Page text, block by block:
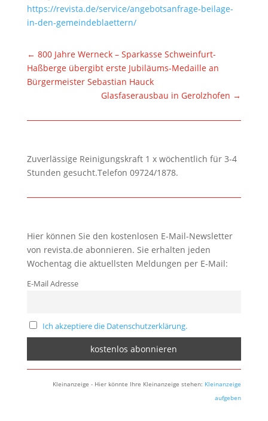
https://revista.de/service/angebotsanfrage-beilage-
in-den-gemeindeblaettern/
← 800 Jahre Werneck – Sparkasse Schweinfurt-
Haßberge übergibt erste Jubiläums-Medaille an
Bürgermeister Sebastian Hauck
Glasfaserausbau in Gerolzhofen →
Zuverlässige Reinigungskraft 1 x wöchentlich für 3-4
Stunden gesucht.Telefon 09724/1878.
Hier können Sie den kostenlosen E-Mail-Newsletter
von revista.de abonnieren. Sie erhalten jeden
Wochentag die aktuellsten Meldungen per E-Mail:
E-Mail Adresse
Ich akzeptiere die Datenschutzerklärung.
Kleinanzeige - Hier könnte Ihre Kleinanzeige stehen: Kleinanzeige
aufgeben